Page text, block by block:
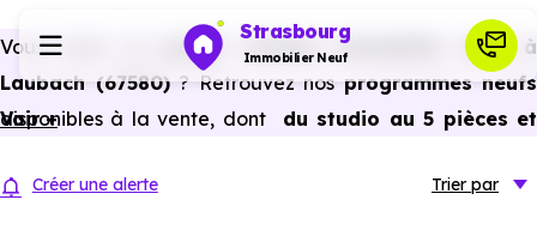
Strasbourg
Immobilier Neuf
Vous avez un
projet d’achat immobilier neuf à
Laubach (67580)? Retrouvez nos programmes neufs
disponibles à la vente, dont
du studio au 5 pièces et
Voir +
Créer une alerte Trier par